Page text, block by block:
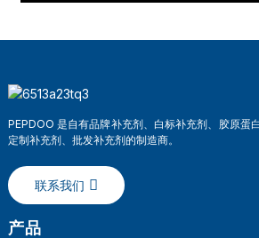
PEPDOO 是自有品牌补充剂、白标补充剂、胶原蛋
定制补充剂、批发补充剂的制造商。
联系我们
产品